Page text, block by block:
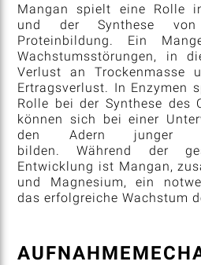
Mangan spielt eine Rolle
und der Synthese von
Proteinbildung. Ein
Wachstumsstörungen, in
Verlust an Trockenmasse
Ertragsverlust. In Enzymen
Rolle bei der Synthese des
können sich bei einer
den Adern junger
bilden. Während der
Entwicklung ist Mangan,
und Magnesium, ein
das erfolgreiche Wachstum